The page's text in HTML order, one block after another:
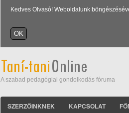
Kedves Olvasó! Weboldalunk
A szabad pedagógiai gondolkodás fóruma
SZERZŐINKNEK KAPCSOLAT